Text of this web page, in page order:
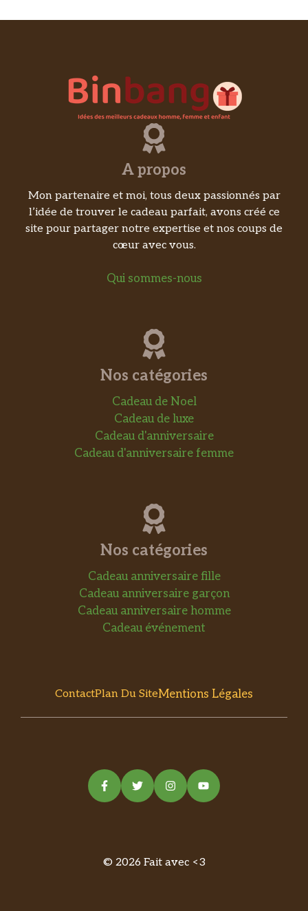
A propos
Mon partenaire et moi, tous deux passionnés par
l’idée de trouver le cadeau parfait, avons créé ce
site pour partager notre expertise et nos coups de
cœur avec vous.
Qui sommes-nous
Nos catégories
Cadeau de Noel
Cadeau de luxe
Cadeau d'anniversaire
Cadeau d'anniversaire femme
Nos catégories
Cadeau anniversaire fille
Cadeau anniversaire garçon
Cadeau anniversaire homme
Cadeau événement
ContactPlan Du SiteMentions Légales
© 2026 Fait avec <3